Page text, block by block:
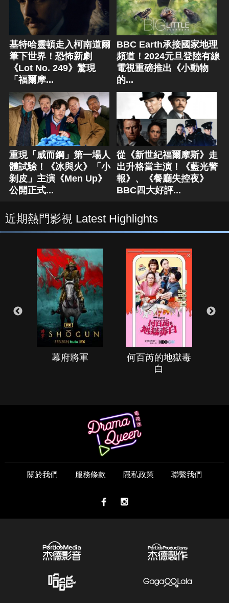
基特哈靈頓走入柯南道爾
筆下世界！恐怖新劇
《Lot No. 249》驚現
「福爾摩...
BBC Earth承接國家地理
頻道！2024元旦登陸有線
電視重磅推出《小動物
的...
重現「威而鋼」第一場人
體試驗！《冰與火》「小
剝皮」主演《Men Up》
公開正式...
從《新世紀福爾摩斯》走
出升格當主演！《藍光警
報》、《餐廳失控夜》
BBC四大好評...
近期熱門影視 Latest Highlights
幕府將軍
何百芮的地獄毒
白
關於我們 服務條款 隱私政策 聯繫我們